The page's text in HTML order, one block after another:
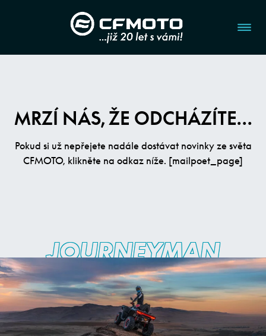
MRZÍ NÁS, ŽE ODCHÁZÍTE…
Pokud si už nepřejete nadále dostávat novinky ze světa
CFMOTO, klikněte na odkaz níže. [mailpoet_page]
JOURNEYMAN